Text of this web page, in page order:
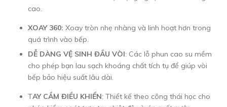
cao.
XOAY 360: Xoay tròn nhẹ nhàng và linh hoạt hơn trong
quá trình vào bếp.
DỄ DÀNG VỆ SINH ĐẦU VÒI: Các lỗ phun cao su mềm
cho phép bạn lau sạch khoáng chất tích tụ để giúp vòi
bếp bảo hiệu suất lâu dài.
TAY CẦM ĐIỀU KHIỂN: Thiết kế theo công thái học cho